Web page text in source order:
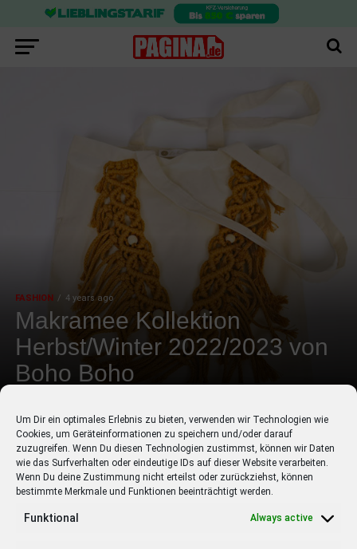
Um Dir ein optimales Erlebnis zu bieten, verwenden wir Technologien wie
Cookies, um Geräteinformationen zu speichern und/oder darauf
zuzugreifen. Wenn Du diesen Technologien zustimmst, können wir Daten
wie das Surfverhalten oder eindeutige IDs auf dieser Website verarbeiten.
Wenn Du deine Zustimmung nicht erteilst oder zurückziehst, können
bestimmte Merkmale und Funktionen beeinträchtigt werden.
Funktional Always active
FASHION 4 years ago
Makramee Kollektion
Herbst/Winter 2022/2023 von
Boho Boho
FASHION
Warning: Undefined variable $category_id in